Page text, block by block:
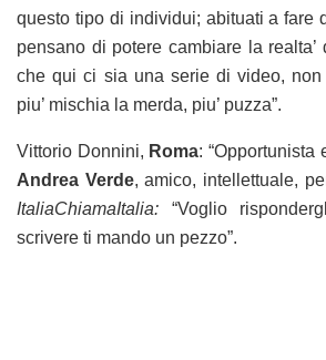
questo tipo di individui; abituati a fare
pensano di potere cambiare la
che qui ci sia una serie di video,
piu’ mischia la merda, piu’ puzza”.
Vittorio Donnini, Roma: “Opportunista
Andrea Verde, amico, intellettuale,
ItaliaChiamaItalia: “Voglio
scrivere ti mando un pezzo”.